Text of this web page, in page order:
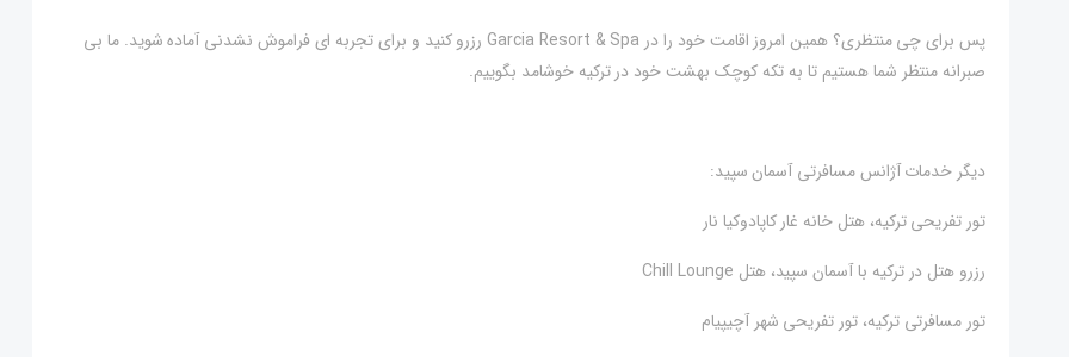
پس برای چی منتظری؟ همین امروز اقامت خود را در Garcia Resort & Spa رزرو کنید و برای تجربه ای فراموش نشدنی آماده شوید. ما بی
صبرانه منتظر شما هستیم تا به تکه کوچک بهشت ​​خود در ترکیه خوشامد بگوییم.
دیگر خدمات آژانس مسافرتی آسمان سپید:
تور تفریحی ترکیه، هتل خانه غار کاپادوکیا نار
رزرو هتل در ترکیه با آسمان سپید، هتل Chill Lounge
تور مسافرتی ترکیه، تور تفریحی شهر آچیپیام